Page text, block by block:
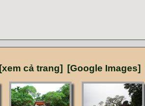
[xem cả trang] [Google Images]